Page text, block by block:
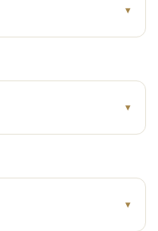
▾
▾
▾